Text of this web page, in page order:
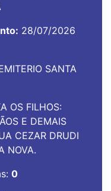
28/07/2026
SANTA
OS FILHOS:
E DEMAIS
CEZAR DRUDI
NOVA.
0